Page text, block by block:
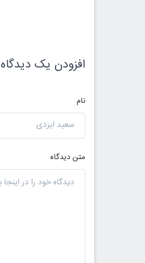
افزودن یک دیدگاه
نام
متن دیدگاه